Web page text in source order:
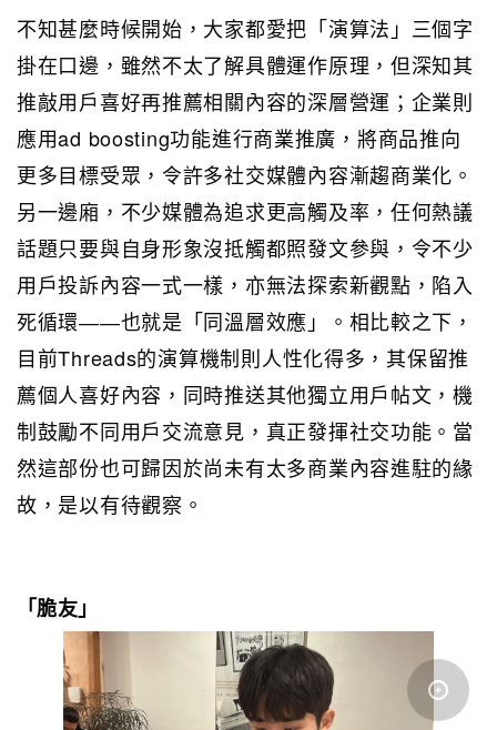
不知甚麼時候開始，大家都愛把「演算法」三個字
掛在口邊，雖然不太了解具體運作原理，但深知其
推敲用戶喜好再推薦相關內容的深層營運；企業則
應用ad boosting功能進行商業推廣，將商品推向
更多目標受眾，令許多社交媒體內容漸趨商業化。
另一邊廂，不少媒體為追求更高觸及率，任何熱議
話題只要與自身形象沒抵觸都照發文參與，令不少
用戶投訴內容一式一樣，亦無法探索新觀點，陷入
死循環――也就是「同溫層效應」。相比較之下，
目前Threads的演算機制則人性化得多，其保留推
薦個人喜好內容，同時推送其他獨立用戶帖文，機
制鼓勵不同用戶交流意見，真正發揮社交功能。當
然這部份也可歸因於尚未有太多商業內容進駐的緣
故，是以有待觀察。
「脆友」